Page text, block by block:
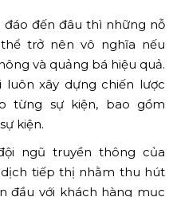
đến đâu thì những nỗ
trở nên vô nghĩa nếu
và quảng bá hiệu quả.
luôn xây dựng chiến lược
từng sự kiện, bao gồm
kiện.
ngũ truyền thông của
tiếp thị nhằm thu hút
đầu với khách hàng mục